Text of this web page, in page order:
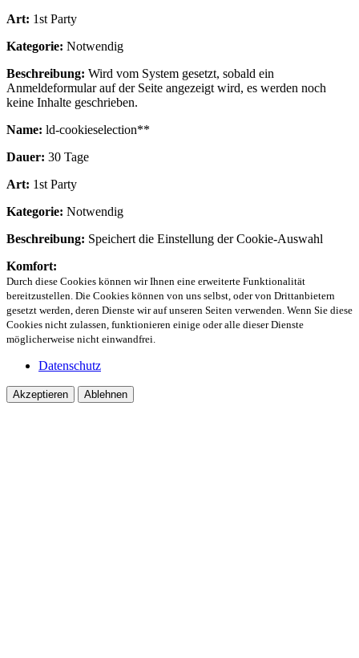
Art: 1st Party
Kategorie: Notwendig
Beschreibung: Wird vom System gesetzt, sobald ein
Anmeldeformular auf der Seite angezeigt wird, es werden noch
keine Inhalte geschrieben.
Name: ld-cookieselection**
Dauer: 30 Tage
Art: 1st Party
Kategorie: Notwendig
Beschreibung: Speichert die Einstellung der Cookie-Auswahl
Komfort:
Durch diese Cookies können wir Ihnen eine erweiterte Funktionalität
bereitzustellen. Die Cookies können von uns selbst, oder von Drittanbietern
gesetzt werden, deren Dienste wir auf unseren Seiten verwenden. Wenn Sie diese
Cookies nicht zulassen, funktionieren einige oder alle dieser Dienste
möglicherweise nicht einwandfrei.
Datenschutz
Akzeptieren Ablehnen